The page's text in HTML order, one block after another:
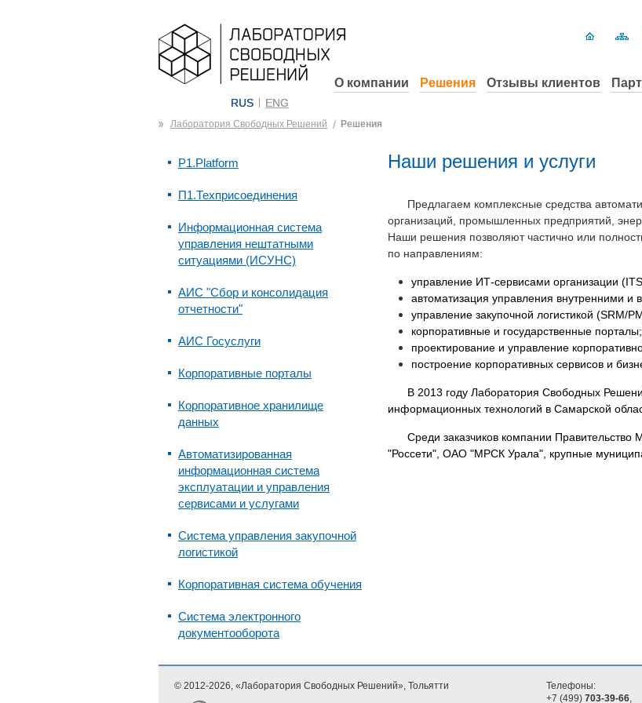
RUS ENG
О компании Решения Отзывы клиентов
Лаборатория Свободных Решений Решения
P1.Platform
П1.Техприсоединения
Информационная система
управления нештатными
ситуациями (ИСУНС)
АИС "Сбор и консолидация
отчетности"
АИС Госуслуги
Корпоративные порталы
Корпоративное хранилище
данных
Автоматизированная
информационная система
эксплуатации и управления
сервисами и услугами
Система управления закупочной
логистикой
Корпоративная система обучения
Система электронного
документооборота
Наши решения и услуги
Предлагаем комплексные средства
организаций, промышленных предприятий,
Наши решения позволяют частично или
по направлениям:
управление ИТ-сервисами организации
автоматизация управления внутренними и
управление закупочной логистикой (SRM/
корпоративные и государственные порталы;
проектирование и управление
построение корпоративных сервисов и
В 2013 году Лаборатория Свободных
информационных технологий в Самарской
Среди заказчиков компании
"Россети", ОАО "МРСК Урала", крупные
© 2012-2026, «Лаборатория Свободных Решений», Тольятти
Телефоны:
+7 (499) 703-39-66,